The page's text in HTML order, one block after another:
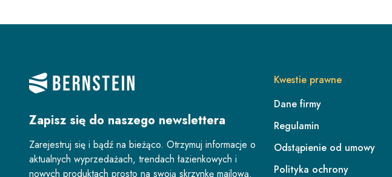
Zapisz się do naszego newslettera
Zarejestruj się i bądź na bieżąco. Otrzymuj informacje o
aktualnych wyprzedażach, trendach łazienkowych i
nowych produktach prosto na swoją skrzynkę mailową.
Kwestie prawne
Dane firmy
Regulamin
Odstąpienie od umowy
Polityka ochrony